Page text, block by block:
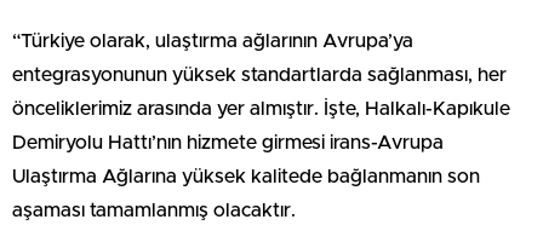
“Türkiye olarak, ulaştırma ağlarının Avrupa’ya
entegrasyonunun yüksek standartlarda sağlanması, her
önceliklerimiz arasında yer almıştır. İşte, Halkalı-Kapıkule
Demiryolu Hattı’nın hizmete girmesi irans-Avrupa
Ulaştırma Ağlarına yüksek kalitede bağlanmanın son
aşaması tamamlanmış olacaktır.